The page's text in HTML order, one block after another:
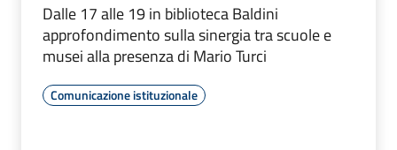
Dalle 17 alle 19 in biblioteca Baldini
approfondimento sulla sinergia tra scuole e
musei alla presenza di Mario Turci
Comunicazione istituzionale